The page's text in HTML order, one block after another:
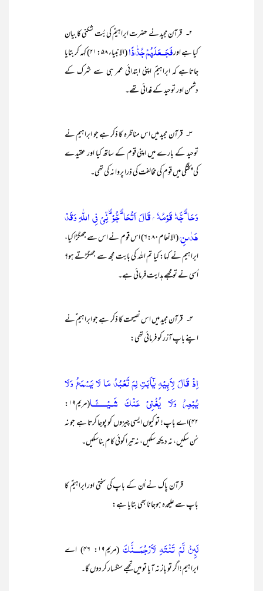
۲- قرآن مجید نے حضرت ابراہیمؑ کی بُت شکنی کا بیان
کیا ہے اورفَجَــعَلَهُمْ جُذٰذًا
(الانبیاء ۲۱:۵۸) کہہ کر بتایا
جاتاہے کہ ابراہیمؑ اپنی ابتدائی عمر ہی سے شرک کے
دشمن اور توحید کے فدائی تھے۔
۳- قرآن مجید میں اس مناظرہ کا ذکر ہے جو ابراہیم نے
توحید کے بارے میں اپنی قوم کے ساتھ کیا اور عقیدے
کی پختگی میں قوم کی مخالفت کی ذرا پروا نہ کی تھی۔
وَحَاۗجَّهٗ قَوْمُهٗ ۭ قَالَ اَتُحَاۗجُّوْۗنِّىْ فِي اللّٰهِ وَقَدْ
هَدٰىنِ ۭ
(الانعام۶:۸۰) اس قوم نے اس سے جھگڑا کیا،
ابراہیم نے کہا: کیا تم اللہ کی بابت مجھ سے جھگڑتے ہو؟
اُسی نے تو مجھے ہدایت فرمائی ہے۔
۴- قرآن مجید میں اس نصیحت کا ذکر ہے جو ابراہیم ؑنے
اپنے باپ آزر کو فرمائی تھی:
اِذْ قَالَ لِاَبِيْهِ يٰٓاَبَتِ لِمَ تَعْبُدُ مَا لَا يَسْمَعُ وَلَا
يُبْصِرُ وَلَا يُغْنِيْ عَنْكَ شَـيْــــــًٔــا
(مریم۱۹:
۴۲)اے باپ! تو کیوں ایسی چیزوں کو پوجا کرتا ہے جو نہ
سُن سکیں، نہ دیکھ سکیں، نہ تیرا کوئی کام بناسکیں۔
قرآن پاک نے اُن کے باپ کی سختی اور ابراہیمؑ کا
باپ سے علیحدہ ہوجانا بھی بتایا ہے:
لَىِٕنْ لَّمْ تَنْتَهِ لَاَرْجُمَـــنَّكَ
(مریم۱۹: ۴۶) اے
ابراہیم! اگر تو باز نہ آیا تو میں تجھے سنگسار کر دوں گا۔